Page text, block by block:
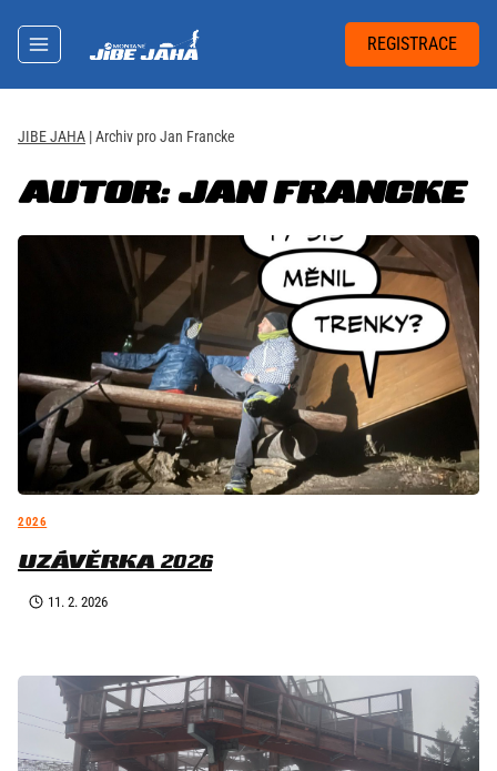
obsah
REGISTRACE
JIBE JAHA |Archiv pro Jan Francke
AUTOR: JAN FRANCKE
2026
UZÁVĚRKA 2026
11. 2. 2026